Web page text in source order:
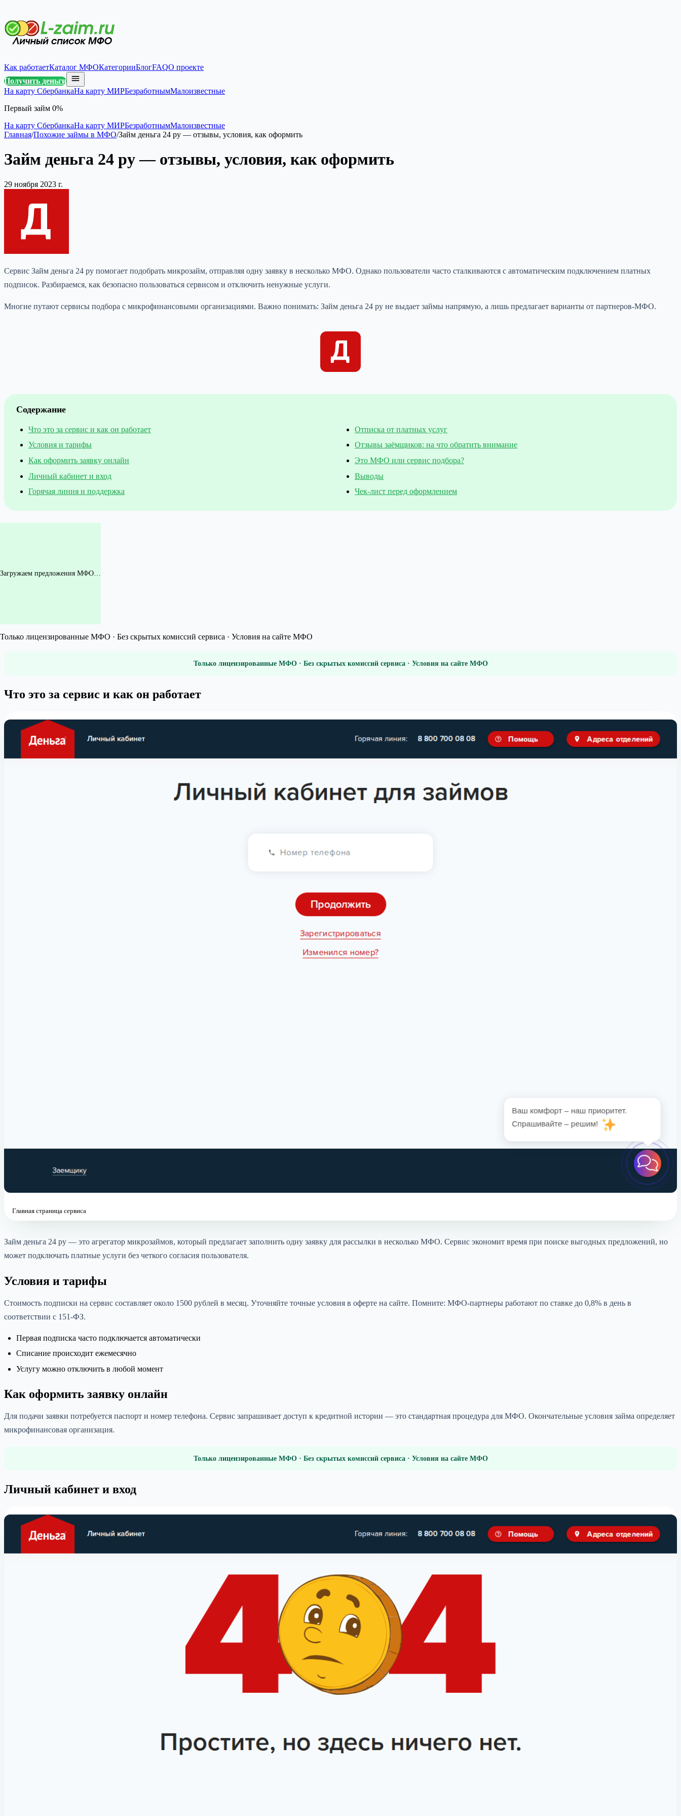
Как работаетКаталог МФОКатегорииБлогFAQО проекте
Получить деньги
На карту СбербанкаНа карту МИРБезработнымМалоизвестные
Первый займ 0%
На карту СбербанкаНа карту МИРБезработнымМалоизвестные
Главная/Похожие займы в МФО/Займ деньга 24 ру — отзывы, условия, как оформить
Займ деньга 24 ру — отзывы, условия, как оформить
29 ноября 2023 г.
Сервис Займ деньга 24 ру помогает подобрать микрозайм, отправляя одну заявку в несколько МФО. Однако пользователи часто сталкиваются с автоматическим подключением платных
подписок. Разбираемся, как безопасно пользоваться сервисом и отключить ненужные услуги.
Многие путают сервисы подбора с микрофинансовыми организациями. Важно понимать: Займ деньга 24 ру не выдает займы напрямую, а лишь предлагает варианты от партнеров-МФО.
Содержание
Что это за сервис и как он работает
Условия и тарифы
Как оформить заявку онлайн
Личный кабинет и вход
Горячая линия и поддержка
Отписка от платных услуг
Отзывы заёмщиков: на что обратить внимание
Это МФО или сервис подбора?
Выводы
Чек-лист перед оформлением
Загружаем предложения МФО…
Только лицензированные МФО · Без скрытых комиссий сервиса · Условия на сайте МФО
Только лицензированные МФО · Без скрытых комиссий сервиса · Условия на сайте МФО
Что это за сервис и как он работает
Главная страница сервиса
Займ деньга 24 ру — это агрегатор микрозаймов, который предлагает заполнить одну заявку для рассылки в несколько МФО. Сервис экономит время при поиске выгодных предложений, но
может подключать платные услуги без четкого согласия пользователя.
Условия и тарифы
Стоимость подписки на сервис составляет около 1500 рублей в месяц. Уточняйте точные условия в оферте на сайте. Помните: МФО-партнеры работают по ставке до 0,8% в день в
соответствии с 151-ФЗ.
Первая подписка часто подключается автоматически
Списание происходит ежемесячно
Услугу можно отключить в любой момент
Как оформить заявку онлайн
Для подачи заявки потребуется паспорт и номер телефона. Сервис запрашивает доступ к кредитной истории — это стандартная процедура для МФО. Окончательные условия займа определяет
микрофинансовая организация.
Только лицензированные МФО · Без скрытых комиссий сервиса · Условия на сайте МФО
Личный кабинет и вход